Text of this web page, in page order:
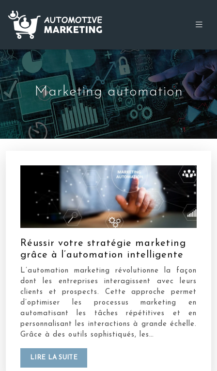
Marketing automation
Réussir votre stratégie marketing
grâce à l’automation intelligente
L’automation marketing révolutionne la façon
dont les entreprises interagissent avec leurs
clients et prospects. Cette approche permet
d’optimiser les processus marketing en
automatisant les tâches répétitives et en
personnalisant les interactions à grande échelle.
Grâce à des outils sophistiqués, les…
LIRE LA SUITE